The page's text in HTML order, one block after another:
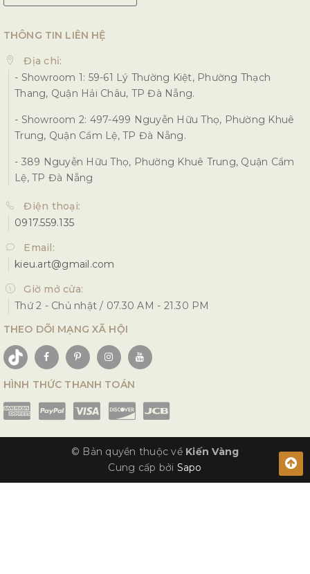
THÔNG TIN LIÊN HỆ
Địa chỉ:
- Showroom 1: 59-61 Lý Thường Kiệt, Phường Thạch
Thang, Quận Hải Châu, TP Đà Nẵng.
- Showroom 2: 497-499 Nguyễn Hữu Thọ, Phường Khuê
Trung, Quận Cẩm Lệ, TP Đà Nẵng.
- 389 Nguyễn Hữu Thọ, Phường Khuê Trung, Quận Cẩm
Lệ, TP Đà Nẵng
Điện thoại:
0917.559.135
Email:
kieu.art@gmail.com
Giờ mở cửa:
Thứ 2 - Chủ nhật / 07.30 AM - 21.30 PM
THEO DÕI MẠNG XÃ HỘI
HÌNH THỨC THANH TOÁN
© Bản quyền thuộc về Kiến Vàng
Cung cấp bởi Sapo